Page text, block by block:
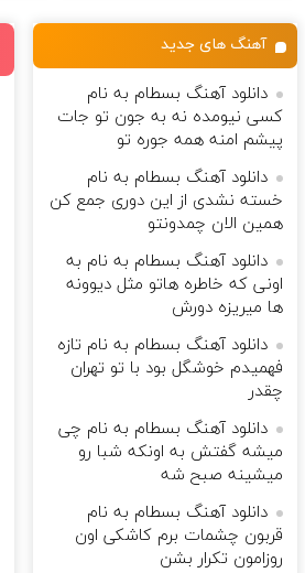
آهنگ های جدید
دانلود آهنگ بسطام به نام
کسی نیومده نه به جون تو جات
پیشم امنه همه جوره تو
دانلود آهنگ بسطام به نام
خسته نشدی از این دوری جمع کن
همین الان چمدونتو
دانلود آهنگ بسطام به نام به
اونی که خاطره هاتو مثل دیوونه
ها میریزه دورش
دانلود آهنگ بسطام به نام تازه
فهمیدم خوشگل بود با تو تهران
چقدر
دانلود آهنگ بسطام به نام چی
میشه گفتش به اونکه شبا رو
میشینه صبح شه
دانلود آهنگ بسطام به نام
قربون چشمات برم کاشکی اون
روزامون تکرار بشن